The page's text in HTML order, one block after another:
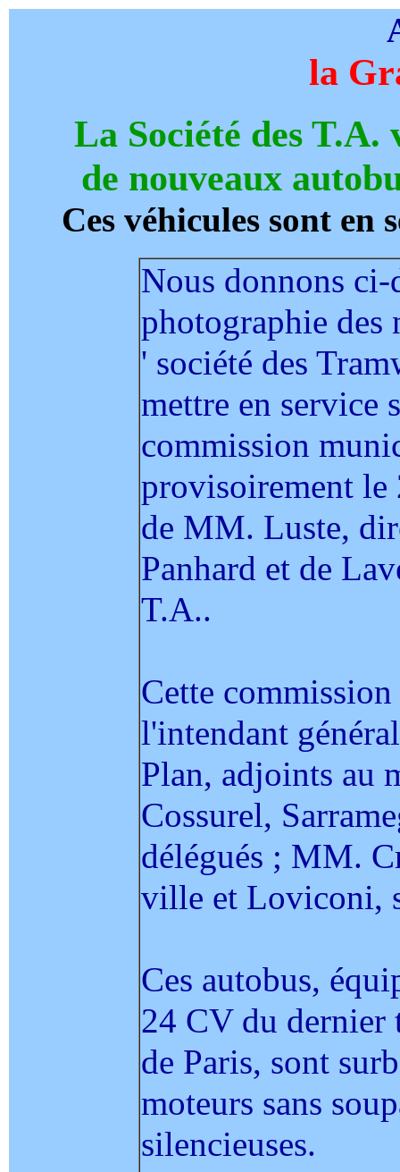
la
La Société des T.A.
de nouveaux
Ces véhicules sont
Nous donnons ci-
photographie des
' société des
mettre en service
commission
provisoirement le
de MM. Luste,
Panhard et de
T.A..
Cette
l'intendant
Plan, adjoints au
Cossurel,
délégués ; MM.
ville et Loviconi,
Ces autobus,
24 CV du dernier
de Paris, sont
moteurs sans
silencieuses.